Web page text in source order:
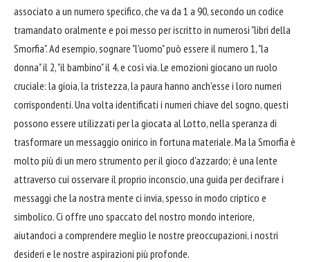
associato a un numero specifico, che va da 1 a 90, secondo un codice
tramandato oralmente e poi messo per iscritto in numerosi "libri della
Smorfia". Ad esempio, sognare "l'uomo" può essere il numero 1, "la
donna" il 2, "il bambino" il 4, e così via. Le emozioni giocano un ruolo
cruciale: la gioia, la tristezza, la paura hanno anch'esse i loro numeri
corrispondenti. Una volta identificati i numeri chiave del sogno, questi
possono essere utilizzati per la giocata al Lotto, nella speranza di
trasformare un messaggio onirico in fortuna materiale. Ma la Smorfia è
molto più di un mero strumento per il gioco d'azzardo; è una lente
attraverso cui osservare il proprio inconscio, una guida per decifrare i
messaggi che la nostra mente ci invia, spesso in modo criptico e
simbolico. Ci offre uno spaccato del nostro mondo interiore,
aiutandoci a comprendere meglio le nostre preoccupazioni, i nostri
desideri e le nostre aspirazioni più profonde.